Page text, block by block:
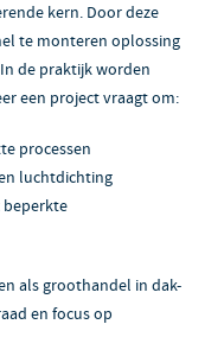
kern. Door deze
te monteren oplossing
de praktijk worden
een project vraagt om:
processen
luchtdichting
beperkte
als groothandel in dak-
en focus op